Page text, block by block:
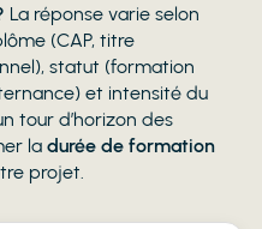
La réponse varie selon
(CAP, titre
statut (formation
et intensité du
tour d’horizon des
la durée de formation
projet.